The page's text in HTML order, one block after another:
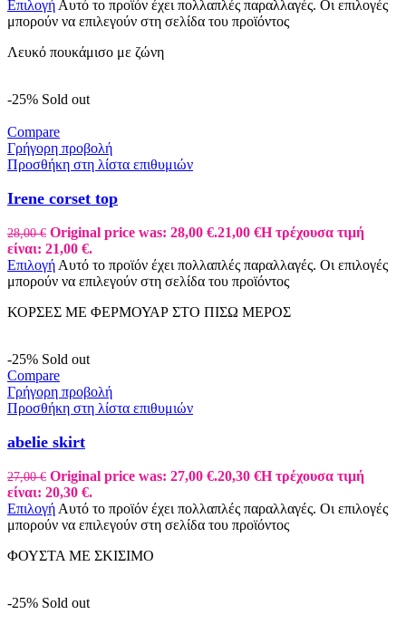
Επιλογή Αυτό το προϊόν έχει πολλαπλές παραλλαγές. Οι επιλογές
μπορούν να επιλεγούν στη σελίδα του προϊόντος
Λευκό πουκάμισο με ζώνη
-25% Sold out
Compare
Γρήγορη προβολή
Προσθήκη στη λίστα επιθυμιών
Irene corset top
28,00€ Original price was: 28,00 €.21,00 €Η τρέχουσα τιμή
είναι: 21,00 €.
Επιλογή Αυτό το προϊόν έχει πολλαπλές παραλλαγές. Οι επιλογές
μπορούν να επιλεγούν στη σελίδα του προϊόντος
ΚΟΡΣΕΣ ΜΕ ΦΕΡΜΟΥΑΡ ΣΤΟ ΠΙΣΩ ΜΕΡΟΣ
-25% Sold out
Compare
Γρήγορη προβολή
Προσθήκη στη λίστα επιθυμιών
abelie skirt
27,00€ Original price was: 27,00 €.20,30 €Η τρέχουσα τιμή
είναι: 20,30 €.
Επιλογή Αυτό το προϊόν έχει πολλαπλές παραλλαγές. Οι επιλογές
μπορούν να επιλεγούν στη σελίδα του προϊόντος
ΦΟΥΣΤΑ ΜΕ ΣΚΙΣΙΜΟ
-25% Sold out